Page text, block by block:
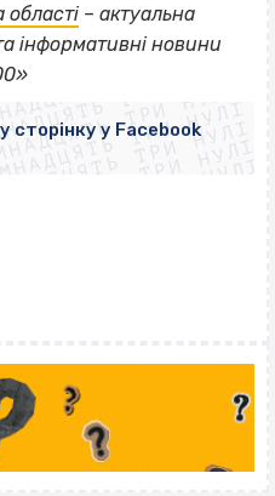
– актуальна
інформативні новини
ТРИ НУЛІ
ТРИ НУЛІ
ТРИ НУЛІ
ТРИ НУЛІ
ТРИ НУЛІ
ТРИ НУЛІ
ТРИ НУЛІ
ТРИ НУЛІ
сторінку у Facebook